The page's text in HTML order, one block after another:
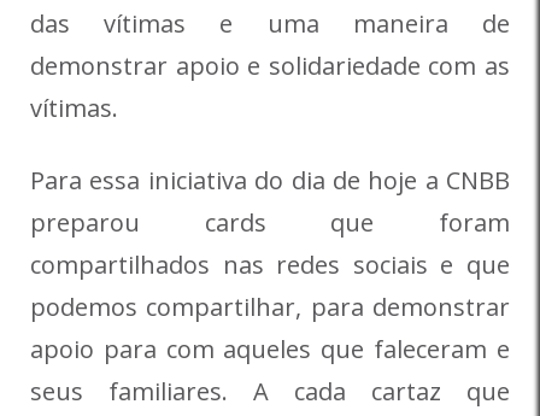
das vítimas e uma maneira de
demonstrar apoio e solidariedade com as
vítimas.
Para essa iniciativa do dia de hoje a CNBB
preparou cards que foram
compartilhados nas redes sociais e que
podemos compartilhar, para demonstrar
apoio para com aqueles que faleceram e
seus familiares. A cada cartaz que